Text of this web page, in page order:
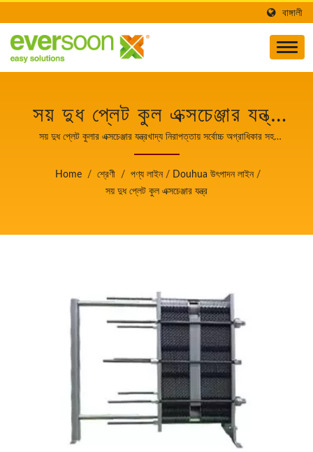
বাঙ্গালী
সয় দুধ প্লেট কুল এক্সচেঞ্জার যন্ত্র
DOUHUA উৎপাদন লাইনের
একটি যন্ত্র।খাদ্য নিরাপত্তায়
সর্বোচ্চ অগ্রাধিকার সহ স্বয়ংক্রিয়
সয় দুধ প্লেট কুলার এক্সচেঞ্জার যন্ত্রখাদ্য নিরাপত্তায় সর্বোচ্চ অগ্রাধিকার সহ
স্বয়ংক্রিয় টোফু এবং সোয়ামিল্ক তৈরির যন্ত্রপাতির নেতা।
Home / শ্রেণী / পণ্য লাইন / Douhua উৎপাদন লাইন /
সয় দুধ প্লেট কুল এক্সচেঞ্জার যন্ত্র